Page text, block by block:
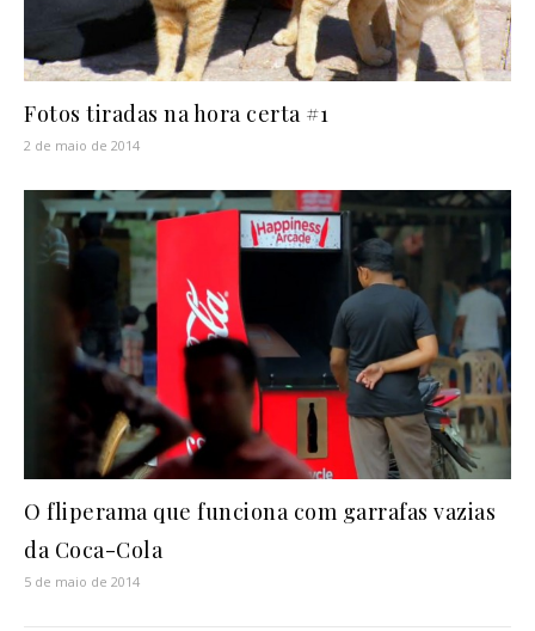
Fotos tiradas na hora certa #1
2 de maio de 2014
O fliperama que funciona com garrafas vazias
da Coca-Cola
5 de maio de 2014